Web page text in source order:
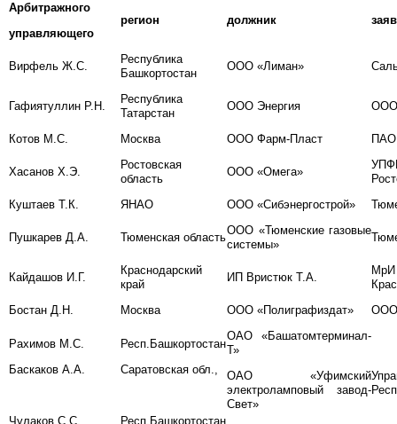
Арбитражного
управляющего
регион должник
Вирфель Ж.С.
Республика
Башкортостан
ООО «Лиман»
Гафиятуллин Р.Н.
Республика
Татарстан
ООО Энергия ООО
Котов М.С. Москва ООО Фарм-Пласт
Хасанов Х.Э.
Ростовская
область
ООО «Омега»
Куштаев Т.К.
ЯНАО ООО «Сибэнергострой»
Пушкарев Д.А. Тюменская область
ООО «Тюменские газовые
системы»
Кайдашов И.Г.
Краснодарский
край
ИП Вристюк Т.А.
Бостан Д.Н.
Москва ООО «Полиграфиздат» ООО
Рахимов М.С.
Баскаков А.А.
Чулаков С.С.
Респ.Башкортостан
Саратовская обл.,
Респ.Башкортостан
ОАО «Башатомтерминал-
Т»
ОАО «Уфимский
электроламповый завод-
Свет»